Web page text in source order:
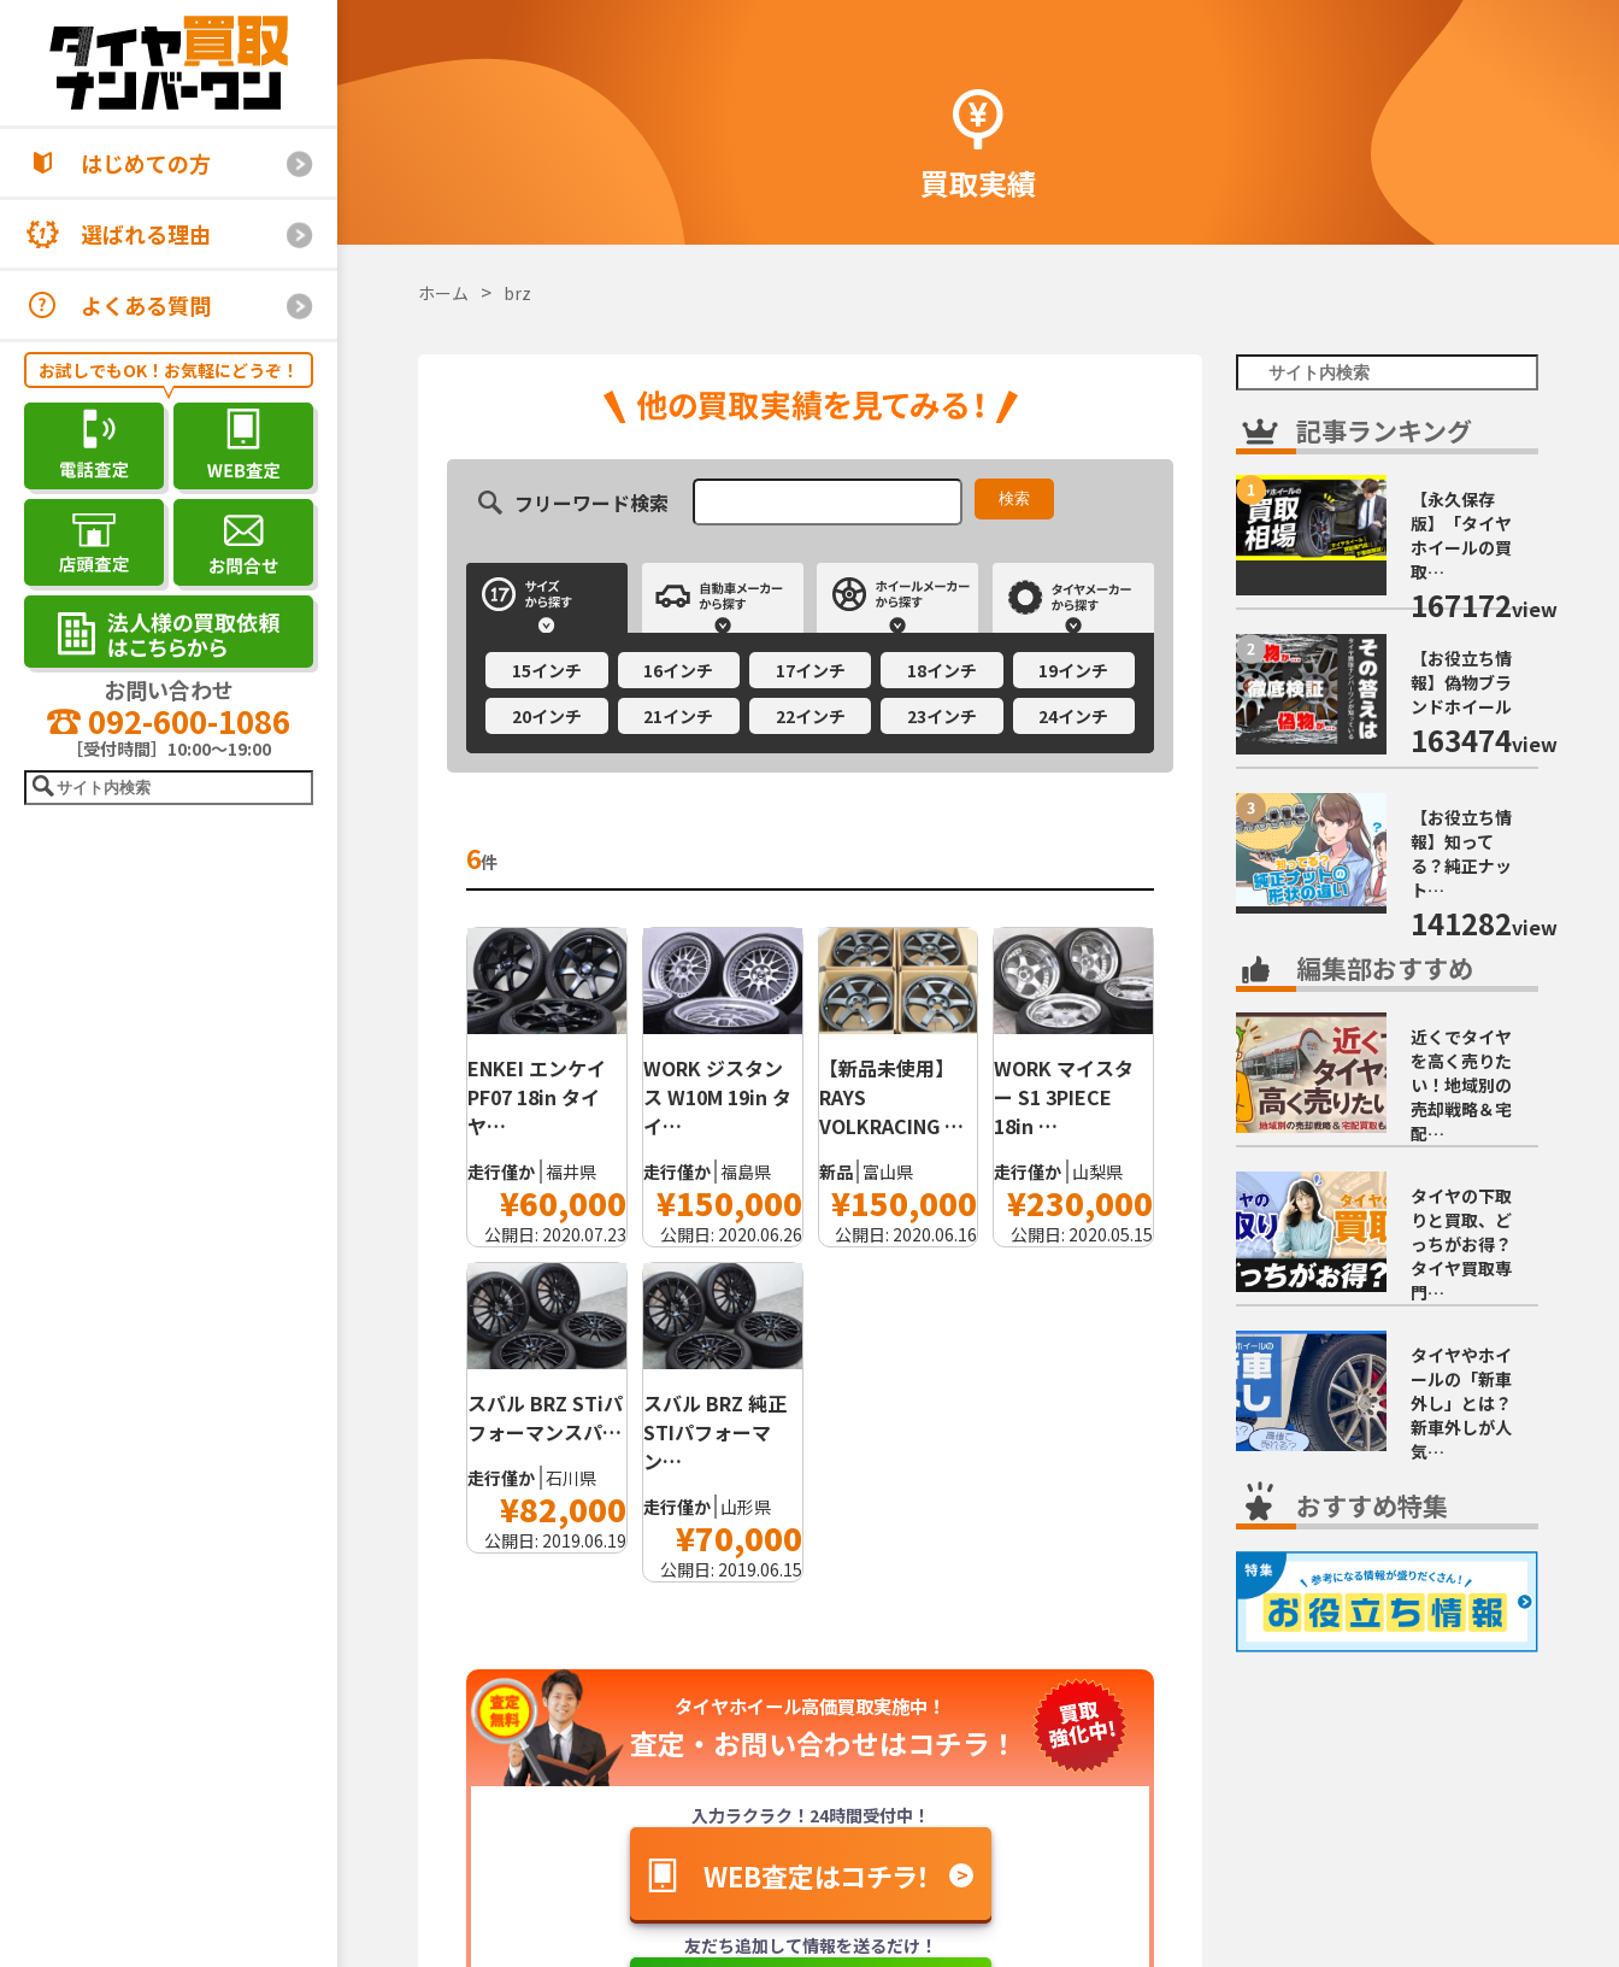
はじめての方
選ばれる理由
よくある質問
お試しでもOK！お気軽にどうぞ！
お問い合わせ
092-600-1086
［受付時間］10:00～19:00
買取実績
ホーム brz
フリーワード検索
サイズから探す 自動車メーカーから探す ホイールメーカーから探す
15インチ 16インチ 17インチ 18インチ
19インチ
20インチ
21インチ 22インチ 23インチ 24インチ
6件
ENKEI エンケイ
PF07 18in タイ
ヤ…
走行僅か 福井県
¥60,000
公開日: 2020.07.23
WORK ジスタン
ス W10M 19in タ
イ…
走行僅か 福島県
¥150,000
公開日: 2020.06.26
【新品未使用】
RAYS
VOLKRACING …
新品 富山県
¥150,000
公開日: 2020.06.16
WORK マイスタ
ー S1 3PIECE
18in …
走行僅か 山梨県
¥230,000
公開日: 2020.05.15
スバル BRZ STiパ
フォーマンスパ…
走行僅か 石川県
¥82,000
公開日: 2019.06.19
スバル BRZ 純正
STIパフォーマ
ン…
走行僅か 山形県
¥70,000
公開日: 2019.06.15
タイヤホイール高価買取実施中！
査定・お問い合わせはコチラ！
入力ラクラク！24時間受付中！
WEB査定はコチラ！
友だち追加して情報を送るだけ！
記事ランキング
【永久保存
版】「タイヤ
ホイールの買
取…
167172view
【お役立ち情
報】偽物ブラ
ンドホイール
163474view
【お役立ち情
報】知って
る？純正ナッ
ト…
141282view
編集部おすすめ
近くでタイヤ
を高く売りた
い！地域別の
売却戦略＆宅
配…
タイヤの下取
りと買取、ど
っちがお得？
タイヤ買取専
門…
タイヤやホイ
ールの「新車
外し」とは？
新車外しが人
気…
おすすめ特集